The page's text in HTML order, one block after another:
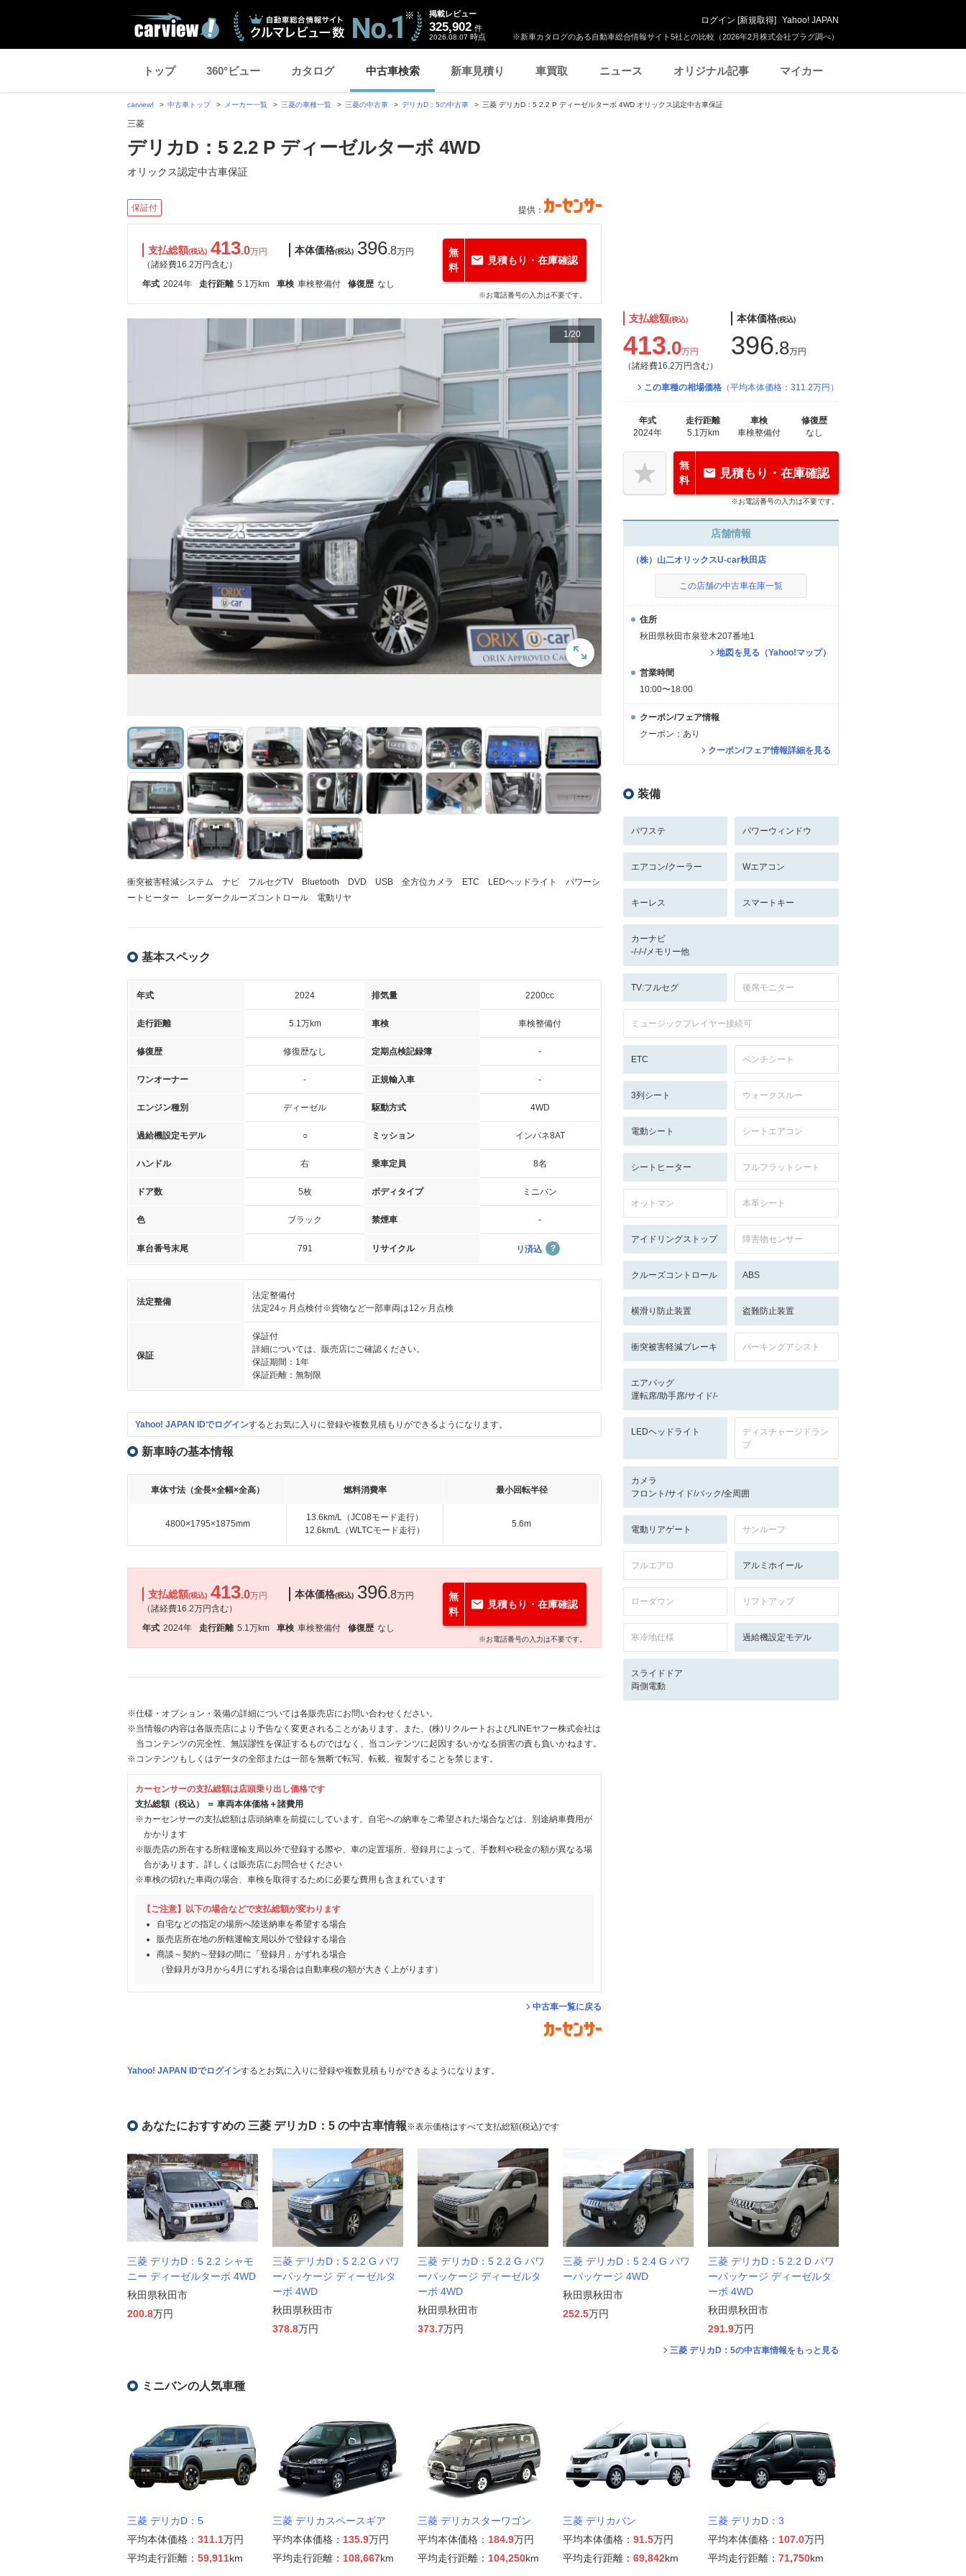
※新車カタログのある自動車総合情報サイト5社との比較（2026年2月株式会社プラグ調べ）
掲載レビュー
325,902 件
2026.08.07 時点
ログイン [新規取得] Yahoo! JAPAN
トップ 360°ビュー カタログ 中古車検索 新車見積り 車買取 ニュース オリジナル記事 マイカー
carview! 中古車トップ メーカー一覧 三菱の車種一覧 三菱の中古車 デリカD：5の中古車 三菱 デリカD：5 2.2 P ディーゼルターボ 4WD オリックス認定中古車保証
三菱
デリカD：5 2.2 P ディーゼルターボ 4WD
オリックス認定中古車保証
保証付 提供：
支払総額(税込) 413.0万円
（諸経費16.2万円含む）
本体価格(税込) 396.8万円
年式 2024年 走行距離 5.1万km 車検 車検整備付 修復歴 なし
無
料
見積もり・在庫確認
※お電話番号の入力は不要です。
1/20
衝突被害軽減システム ナビ フルセグTV Bluetooth DVD USB 全方位カメラ ETC LEDヘッドライト パワーシ
ートヒーター レーダークルーズコントロール 電動リヤ
基本スペック
年式 2024 排気量 2200cc
走行距離 5.1万km 車検 車検整備付
修復歴 修復歴なし 定期点検記録簿 -
ワンオーナー - 正規輸入車 -
エンジン種別 ディーゼル 駆動方式 4WD
過給機設定モデル ○ ミッション インパネ8AT
ハンドル 右 乗車定員 8名
ドア数 5枚 ボディタイプ ミニバン
色 ブラック 禁煙車 -
車台番号末尾 791 リサイクル リ済込
法定整備
法定整備付
法定24ヶ月点検付※貨物など一部車両は12ヶ月点検
保証
保証付
詳細については、販売店にご確認ください。
保証期間：1年
保証距離：無制限
Yahoo! JAPAN IDでログインするとお気に入りに登録や複数見積もりができるようになります。
新車時の基本情報
車体寸法（全長×全幅×全高） 燃料消費率 最小回転半径
4800×1795×1875mm
13.6km/L（JC08モード走行）
12.6km/L（WLTCモード走行）
5.6m
支払総額(税込) 413.0万円
（諸経費16.2万円含む）
本体価格(税込) 396.8万円
年式 2024年 走行距離 5.1万km 車検 車検整備付 修復歴 なし
無
料
見積もり・在庫確認
※お電話番号の入力は不要です。
※仕様・オプション・装備の詳細については各販売店にお問い合わせください。
※当情報の内容は各販売店により予告なく変更されることがあります。また、(株)リクルートおよびLINEヤフー株式会社は
当コンテンツの完全性、無誤謬性を保証するものではなく、当コンテンツに起因するいかなる損害の責も負いかねます。
※コンテンツもしくはデータの全部または一部を無断で転写、転載、複製することを禁じます。
カーセンサーの支払総額は店頭乗り出し価格です
支払総額（税込） ＝ 車両本体価格＋諸費用
※カーセンサーの支払総額は店頭納車を前提にしています。自宅への納車をご希望された場合などは、別途納車費用が
かかります
※販売店の所在する所轄運輸支局以外で登録する際や、車の定置場所、登録月によって、手数料や税金の額が異なる場
合があります。詳しくは販売店にお問合せください
※車検の切れた車両の場合、車検を取得するために必要な費用も含まれています
【ご注意】以下の場合などで支払総額が変わります
自宅などの指定の場所へ陸送納車を希望する場合
販売店所在地の所轄運輸支局以外で登録する場合
商談～契約～登録の間に「登録月」がずれる場合
（登録月が3月から4月にずれる場合は自動車税の額が大きく上がります）
中古車一覧に戻る
Yahoo! JAPAN IDでログインするとお気に入りに登録や複数見積もりができるようになります。
支払総額(税込)
413.0万円
（諸経費16.2万円含む）
本体価格(税込)
396.8万円
この車種の相場価格 （平均本体価格：311.2万円）
年式
2024年
走行距離
5.1万km
車検
車検整備付
修復歴
なし
無
料
見積もり・在庫確認
※お電話番号の入力は不要です。
店舗情報
（株）山二オリックスU-car秋田店
この店舗の中古車在庫一覧
住所
秋田県秋田市泉登木207番地1
地図を見る（Yahoo!マップ）
営業時間
10:00〜18:00
クーポン/フェア情報
クーポン：あり
クーポン/フェア情報詳細を見る
装備
パワステ パワーウィンドウ
エアコン/クーラー Wエアコン
キーレス スマートキー
カーナビ
-/-/-/メモリー他
TV:フルセグ 後席モニター
ミュージックプレイヤー接続可
ETC ベンチシート
3列シート ウォークスルー
電動シート シートエアコン
シートヒーター フルフラットシート
オットマン 本革シート
アイドリングストップ 障害物センサー
クルーズコントロール ABS
横滑り防止装置 盗難防止装置
衝突被害軽減ブレーキ パーキングアシスト
エアバッグ
運転席/助手席/サイド/-
LEDヘッドライト
ディスチャージドラン
プ
カメラ
フロント/サイド/バック/全周囲
電動リアゲート サンルーフ
フルエアロ アルミホイール
ローダウン リフトアップ
寒冷地仕様 過給機設定モデル
スライドドア
両側電動
あなたにおすすめの 三菱 デリカD：5 の中古車情報※表示価格はすべて支払総額(税込)です
三菱 デリカD：5 2.2 シャモ
ニー ディーゼルターボ 4WD
秋田県秋田市
200.8万円
三菱 デリカD：5 2.2 G パワ
ーパッケージ ディーゼルタ
ーボ 4WD
秋田県秋田市
378.8万円
三菱 デリカD：5 2.2 G パワ
ーパッケージ ディーゼルタ
ーボ 4WD
秋田県秋田市
373.7万円
三菱 デリカD：5 2.4 G パワ
ーパッケージ 4WD
秋田県秋田市
252.5万円
三菱 デリカD：5 2.2 D パワ
ーパッケージ ディーゼルタ
ーボ 4WD
秋田県秋田市
291.9万円
三菱 デリカD：5の中古車情報をもっと見る
ミニバンの人気車種
三菱 デリカD：5
平均本体価格： 311.1万円
平均走行距離： 59,911km
三菱 デリカスペースギア
平均本体価格： 135.9万円
平均走行距離： 108,667km
三菱 デリカスターワゴン
平均本体価格： 184.9万円
平均走行距離： 104,250km
三菱 デリカバン
平均本体価格： 91.5万円
平均走行距離： 69,842km
三菱 デリカD：3
平均本体価格： 107.0万円
平均走行距離： 71,750km